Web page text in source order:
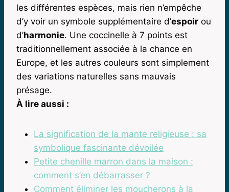
les différentes espèces, mais rien n’empêche
d’y voir un symbole supplémentaire d’espoir ou
d’harmonie. Une coccinelle à 7 points est
traditionnellement associée à la chance en
Europe, et les autres couleurs sont simplement
des variations naturelles sans mauvais
présage.
À lire aussi :
La signification de la mante religieuse : sa
symbolique fascinante dévoilée
Petite chenille marron dans la maison :
comment s’en débarrasser ?
Comment éliminer les moucherons à la